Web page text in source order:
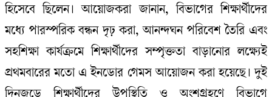
হিসেবে ছিলেন। আয়োজকরা জানান, বিভাগের শিক্ষার্থীদের
মধ্যে পারস্পরিক বন্ধন দৃঢ় করা, আনন্দঘন পরিবেশ তৈরি এবং
সহশিক্ষা কার্যক্রমে শিক্ষার্থীদের সম্পৃক্ততা বাড়ানোর লক্ষ্যেই
প্রথমবারের মতো এ ইনডোর গেমস আয়োজন করা হয়েছে। দুই
দিনজুড়ে শিক্ষার্থীদের উপস্থিতি ও অংশগ্রহণে বিভাগে